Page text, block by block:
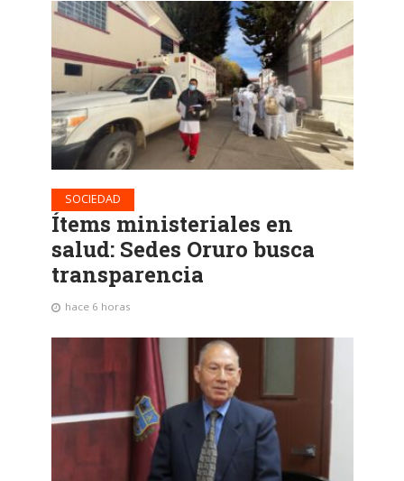
SOCIEDAD
Ítems ministeriales en
salud: Sedes Oruro busca
transparencia
hace 6 horas